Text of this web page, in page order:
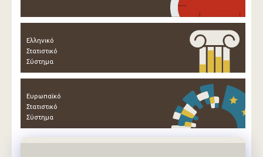
Ελληνικό
Στατιστικό
Σύστημα
Ευρωπαϊκό
Στατιστικό
Σύστημα